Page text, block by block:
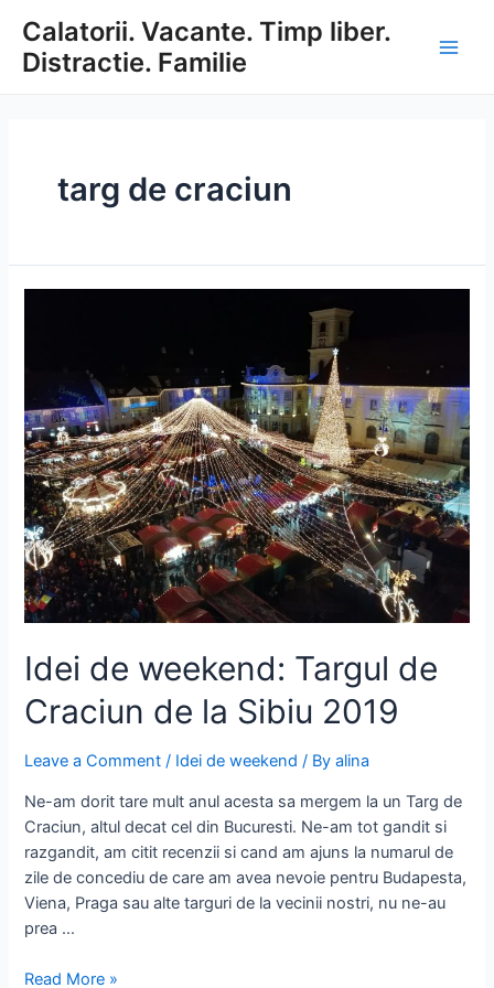
content
Calatorii. Vacante. Timp liber.
Distractie. Familie
targ de craciun
Idei de weekend: Targul de
Craciun de la Sibiu 2019
Leave a Comment / Idei de weekend / Byalina
Ne-am dorit tare mult anul acesta sa mergem la un Targ de
Craciun, altul decat cel din Bucuresti. Ne-am tot gandit si
razgandit, am citit recenzii si cand am ajuns la numarul de
zile de concediu de care am avea nevoie pentru Budapesta,
Viena, Praga sau alte targuri de la vecinii nostri, nu ne-au
prea …
Idei
Read More »